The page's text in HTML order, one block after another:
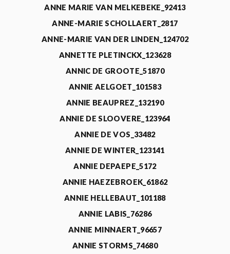
ANNE MARIE VAN MELKEBEKE_92413
ANNE-MARIE SCHOLLAERT_2817
ANNE-MARIE VAN DER LINDEN_124702
ANNETTE PLETINCKX_123628
ANNIC DE GROOTE_51870
ANNIE AELGOET_101583
ANNIE BEAUPREZ_132190
ANNIE DE SLOOVERE_123964
ANNIE DE VOS_33482
ANNIE DE WINTER_123141
ANNIE DEPAEPE_5172
ANNIE HAEZEBROEK_61862
ANNIE HELLEBAUT_101188
ANNIE LABIS_76286
ANNIE MINNAERT_96657
ANNIE STORMS_74680